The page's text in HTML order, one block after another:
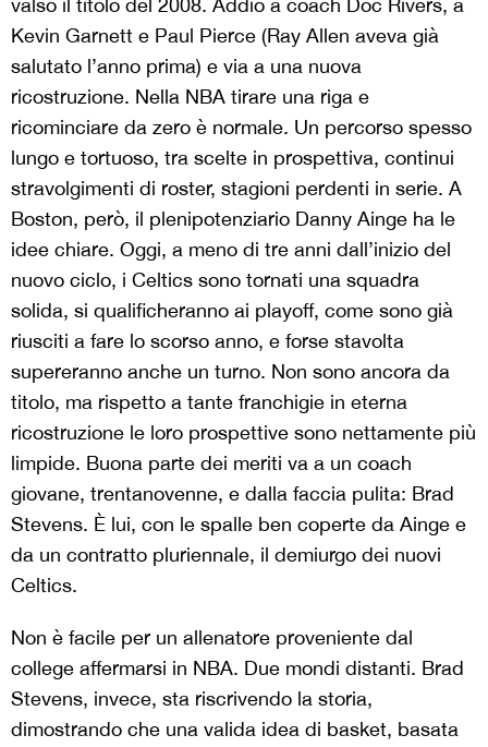
valso il titolo del 2008. Addio a coach Doc Rivers, a
Kevin Garnett e Paul Pierce (Ray Allen aveva già
salutato l’anno prima) e via a una nuova
ricostruzione. Nella NBA tirare una riga e
ricominciare da zero è normale. Un percorso spesso
lungo e tortuoso, tra scelte in prospettiva, continui
stravolgimenti di roster, stagioni perdenti in serie. A
Boston, però, il plenipotenziario Danny Ainge ha le
idee chiare. Oggi, a meno di tre anni dall’inizio del
nuovo ciclo, i Celtics sono tornati una squadra
solida, si qualificheranno ai playoff, come sono già
riusciti a fare lo scorso anno, e forse stavolta
supereranno anche un turno. Non sono ancora da
titolo, ma rispetto a tante franchigie in eterna
ricostruzione le loro prospettive sono nettamente più
limpide. Buona parte dei meriti va a un coach
giovane, trentanovenne, e dalla faccia pulita: Brad
Stevens. È lui, con le spalle ben coperte da Ainge e
da un contratto pluriennale, il demiurgo dei nuovi
Celtics.
Non è facile per un allenatore proveniente dal
college affermarsi in NBA. Due mondi distanti. Brad
Stevens, invece, sta riscrivendo la storia,
dimostrando che una valida idea di basket, basata